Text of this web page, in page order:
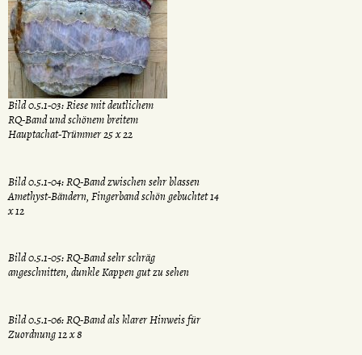
Bild 0.5.1-03: Riese mit deutlichem
RQ-Band und schönem breitem
Hauptachat-Trümmer 25 x 22
Bild 0.5.1-04: RQ-Band zwischen sehr blassen
Amethyst-Bändern, Fingerband schön gebuchtet 14
x 12
Bild 0.5.1-05: RQ-Band sehr schräg
angeschnitten, dunkle Kappen gut zu sehen
Bild 0.5.1-06: RQ-Band als klarer Hinweis für
Zuordnung 12 x 8